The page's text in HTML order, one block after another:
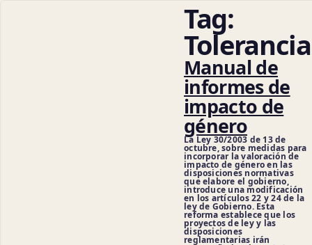
Tag:
Tolerancia
Manual de
informes de
impacto de
género
La Ley 30/2003 de 13 de
octubre, sobre medidas para
incorporar la valoración de
impacto de género en las
disposiciones normativas
que elabore el gobierno,
introduce una modificación
en los artículos 22 y 24 de la
ley de Gobierno. Esta
reforma establece que los
proyectos de ley y las
disposiciones
reglamentarias irán